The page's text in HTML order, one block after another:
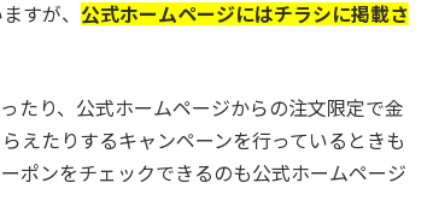
すが、 公式ホームページにはチラシに掲載さ
たり、公式ホームページからの注文限定で金
えたりするキャンペーンを行っているときも
ポンをチェックできるのも公式ホームページ